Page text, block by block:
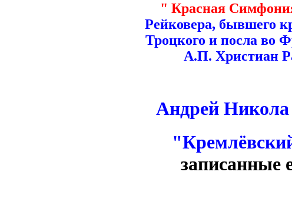
" Красная
Рейковера, бывшего
Троцкого и посла во
А.П. Христиан
Андрей
записанные